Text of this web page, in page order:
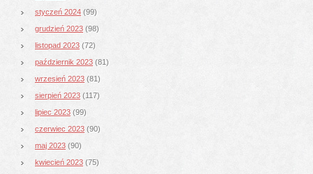
styczeń 2024 (99)
grudzień 2023 (98)
listopad 2023 (72)
październik 2023 (81)
wrzesień 2023 (81)
sierpień 2023 (117)
lipiec 2023 (99)
czerwiec 2023 (90)
maj 2023 (90)
kwiecień 2023 (75)